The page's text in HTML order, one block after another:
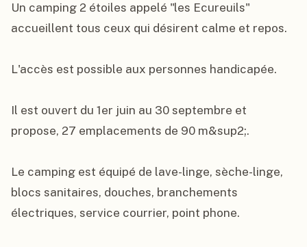
Un camping 2 étoiles appelé "les Ecureuils"
accueillent tous ceux qui désirent calme et repos.
L'accès est possible aux personnes handicapée.
Il est ouvert du 1er juin au 30 septembre et
propose, 27 emplacements de 90 m&sup2;.
Le camping est équipé de lave-linge, sèche-linge,
blocs sanitaires, douches, branchements
électriques, service courrier, point phone.